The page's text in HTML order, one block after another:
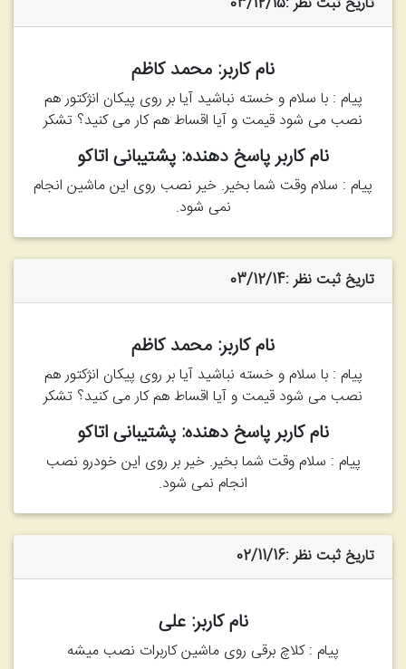
نام کاربر: محمد کاظم
پیام : با سلام و خسته نباشید آیا بر روی پیکان انژکتور هم
نصب می شود قیمت و آیا اقساط هم کار می کنید؟ تشکر
نام کاربر پاسخ دهنده: پشتیبانی اتاکو
پیام : سلام وقت شما بخیر. خیر نصب روی این ماشین انجام
نمی شود.
تاریخ ثبت نظر :03/12/14
نام کاربر: محمد کاظم
پیام : با سلام و خسته نباشید آیا بر روی پیکان انژکتور هم
نصب می شود قیمت و آیا اقساط هم کار می کنید؟ تشکر
نام کاربر پاسخ دهنده: پشتیبانی اتاکو
پیام : سلام وقت شما بخیر. خیر بر روی این خودرو نصب
انجام نمی شود.
تاریخ ثبت نظر :02/11/16
نام کاربر: علی
پیام : کلاچ برقی روی ماشین کاربرات نصب میشه